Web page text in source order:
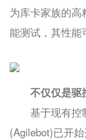
为库卡家族的高
能测试，其性能
不仅仅是驱
基于现有控制
(Agilebot)已开